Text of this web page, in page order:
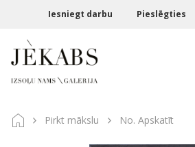
Iesniegt darbu Pieslēgties
Pirkt mākslu No. Apskatīt